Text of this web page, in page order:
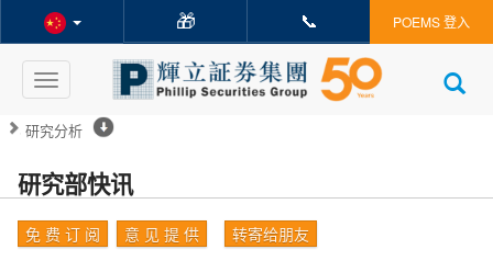
🎁 📞 POEMS 登入
Toggle
navigation
研究分析
研究部快讯
免 费 订 阅 意 见 提 供 转寄给朋友